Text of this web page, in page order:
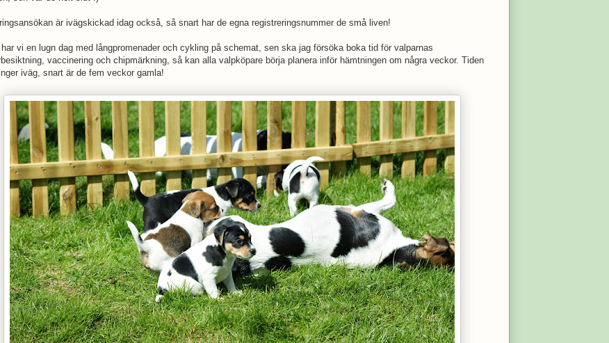
är ivägskickad idag också, så snart har de egna registreringsnummer de små liven!
har vi en lugn dag med långpromenader och cykling på schemat, sen ska jag försöka boka tid för valparnas
vaccinering och chipmärkning, så kan alla valpköpare börja planera inför hämtningen om några veckor. Tiden
iväg, snart är de fem veckor gamla!